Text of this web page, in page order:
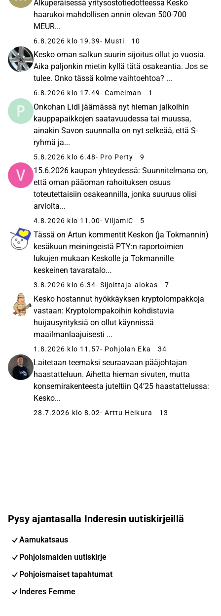
Alkuperäisessä yritysostotiedotteessa Kesko
haarukoi mahdollisen annin olevan 500-700
MEUR...
6.8.2026 klo 19.39- Musti 10
Kesko oman salkun suurin sijoitus ollut jo vuosia.
Aika paljonkin mietin kyllä tätä osakeantia. Jos se
tulee. Onko tässä kolme vaihtoehtoa? ...
6.8.2026 klo 17.49- Camelman 1
Onkohan Lidl jäämässä nyt hieman jalkoihin
kauppapaikkojen saatavuudessa tai muussa,
ainakin Savon suunnalla on nyt selkeää, että S-
ryhmä ja...
5.8.2026 klo 6.48- Pro Perty 9
15.6.2026 kaupan yhteydessä: Suunnitelmana on,
että oman pääoman rahoituksen osuus
toteutettaisiin osakeannilla, jonka suuruus olisi
arviolta...
4.8.2026 klo 11.00- ViljamiC 5
Tässä on Artun kommentit Keskon (ja Tokmannin)
kesäkuun meiningeistä PTY:n raportoimien
lukujen mukaan Keskolle ja Tokmannille
keskeinen tavaratalo...
3.8.2026 klo 6.34- Sijoittaja-alokas 7
Kesko hostannut hyökkäyksen kryptolompakkoja
vastaan: Kryptolompakoihin kohdistuvia
huijausyrityksiä on ollut käynnissä
maailmanlaajuisesti ...
1.8.2026 klo 11.57- Pohjolan Eka 34
Laitetaan teemaksi seuraavaan pääjohtajan
haastatteluun. Aihetta hieman sivuten, mutta
konsernirakenteesta juteltiin Q4’25 haastattelussa:
Kesko...
28.7.2026 klo 8.02- Arttu Heikura 13
Pysy ajantasalla Inderesin uutiskirjeillä
Aamukatsaus
Pohjoismaiden uutiskirje
Pohjoismaiset tapahtumat
Inderes Femme